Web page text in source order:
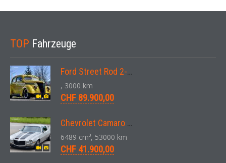
TOP Fahrzeuge
Ford Street Rod 2-Door V8 Aut. 1937
, 3000 km
CHF 89.900,00
Chevrolet Camaro SS 396 LS3 Coupe Aut. 1971
6489 cm³, 53000 km
CHF 41.900,00